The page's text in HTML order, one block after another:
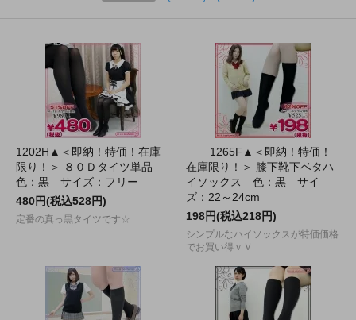
1202H▲＜即納！特価！在庫
限り！＞ ８０Ｄタイツ単品
色：黒 サイズ：フリー
480円(税込528円)
定番の真っ黒タイツです☆
1265F▲＜即納！特価！
在庫限り！＞ 膝下靴下ベタハ
イソックス 色：黒 サイ
ズ：22～24cm
198円(税込218円)
シンプルなハイソックスが特価価格
でお買い得ｖＶ